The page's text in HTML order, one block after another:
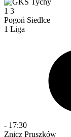
1 3
Pogoń Siedlce
1 Liga
- 17:30
Znicz Pruszków